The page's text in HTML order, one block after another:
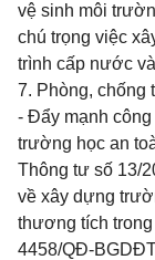
vệ sinh môi
chú trọng việc
trình cấp nước
7. Phòng, chống
- Đẩy mạnh
trường học an
Thông tư số 13/
về xây dựng
thương tích
4458/QĐ-